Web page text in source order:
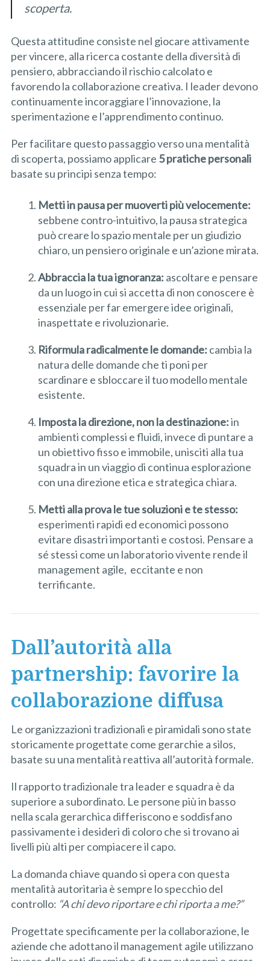
scoperta.
Questa attitudine consiste nel giocare attivamente
per vincere, alla ricerca costante della diversità di
pensiero, abbracciando il rischio calcolato e
favorendo la collaborazione creativa. I leader devono
continuamente incoraggiare l’innovazione, la
sperimentazione e l’apprendimento continuo.
Per facilitare questo passaggio verso una mentalità
di scoperta, possiamo applicare 5 pratiche personali
basate su principi senza tempo:
Metti in pausa per muoverti più velocemente:
sebbene contro-intuitivo, la pausa strategica
può creare lo spazio mentale per un giudizio
chiaro, un pensiero originale e un’azione mirata.
Abbraccia la tua ignoranza: ascoltare e pensare
da un luogo in cui si accetta di non conoscere è
essenziale per far emergere idee originali,
inaspettate e rivoluzionarie.
Riformula radicalmente le domande: cambia la
natura delle domande che ti poni per
scardinare e sbloccare il tuo modello mentale
esistente.
Imposta la direzione, non la destinazione:in
ambienti complessi e fluidi, invece di puntare a
un obiettivo fisso e immobile, unisciti alla tua
squadra in un viaggio di continua esplorazione
con una direzione etica e strategica chiara.
Metti alla prova le tue soluzioni e te stesso:
esperimenti rapidi ed economici possono
evitare disastri importanti e costosi. Pensare a
sé stessi come un laboratorio vivente rende il
management agile, eccitante e non
terrificante.
Dall’autorità alla
partnership: favorire la
collaborazione diffusa
Le organizzazioni tradizionali e piramidali sono state
storicamente progettate come gerarchie a silos,
basate su una mentalità reattiva all’autorità formale.
Il rapporto tradizionale tra leader e squadra è da
superiore a subordinato. Le persone più in basso
nella scala gerarchica differiscono e soddisfano
passivamente i desideri di coloro che si trovano ai
livelli più alti per compiacere il capo.
La domanda chiave quando si opera con questa
mentalità autoritaria è sempre lo specchio del
controllo: “A chi devo riportare e chi riporta a me?”
Progettate specificamente per la collaborazione, le
aziende che adottano il management agile utilizzano